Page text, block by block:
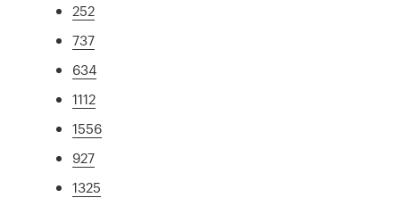
252
737
634
1112
1556
927
1325